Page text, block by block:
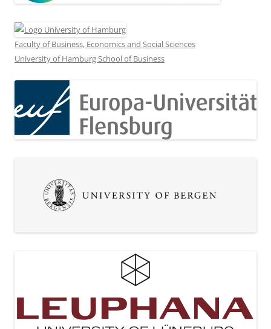
Faculty of Business, Economics and Social Sciences
University of Hamburg School of Business